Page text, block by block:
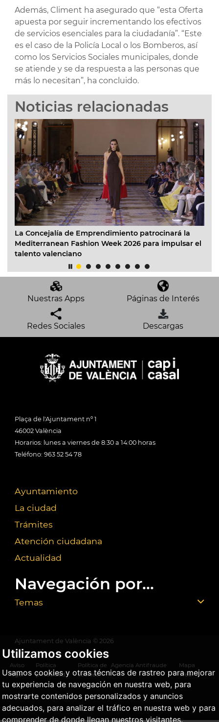
Utilizamos cookies
Usamos cookies y otras técnicas de rastreo para mejorar
tu experiencia de navegación en nuestra web, para
mostrarte contenidos personalizados y anuncios
adecuados, para analizar el tráfico en nuestra web y para
comprender de donde llegan nuestros visitantes.
Además, Climent ha asegurado que “esta Oferta
apuesta por seguir incrementando los efectivos
de servicios esenciales para la ciudadanía”. “Este
es el caso de la Policía Local o los Bomberos, así
como los Servicios Sociales municipales, donde
se atiende y se da respuesta a las personas que
más lo necesitan”, ha concluido.
Noticias relacionadas
La Concejalía de Emprendimiento patrocinará la
Mediterranean Fashion Week 2026 para impulsar el
talento valenciano
Nuestras Apps Páginas de Interés
Redes Sociales Descargas
Plaça de l'Ajuntament nº 1
46002 València
Horarios: lunes a viernes de 8:30 a 14:00 horas
Teléfono: 963 52 54 78
Ayuntamiento
La ciudad
Trámites
Atención ciudadana
Actualidad
Navegación por...
Temas
Ajuntament de València © 2026
Aviso
legal
Política
privacidad
Política de
cookies
Agencia Antifraude
Mapa
Web